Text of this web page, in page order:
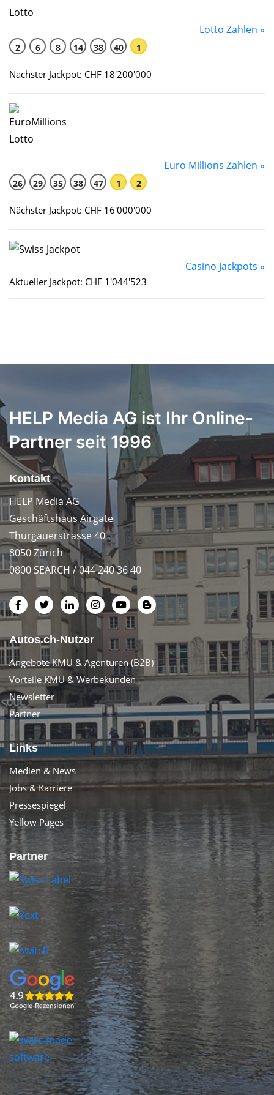
Lotto Zahlen »
2 6 8 14 38 40 1
Nächster Jackpot: CHF 18'200'000
Euro Millions Zahlen »
26 29 35 38 47 1 2
Nächster Jackpot: CHF 16'000'000
Casino Jackpots »
Aktueller Jackpot: CHF 1'044'523
HELP Media AG ist Ihr Online-
Partner seit 1996
Kontakt
HELP Media AG
Geschäftshaus Airgate
Thurgauerstrasse 40
8050 Zürich
0800 SEARCH / 044 240 36 40
Autos.ch-Nutzer
Angebote KMU & Agenturen (B2B)
Vorteile KMU & Werbekunden
Newsletter
Partner
Links
Medien & News
Jobs & Karriere
Pressespiegel
Yellow Pages
Partner